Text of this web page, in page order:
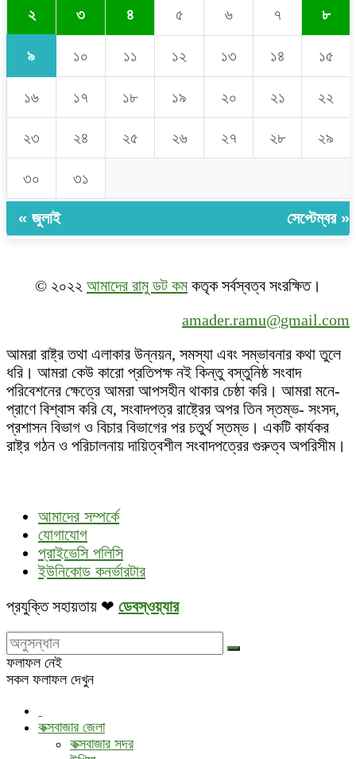
২ ৩ ৪ ৫ ৬ ৭ ৮
৯ ১০ ১১ ১২ ১৩ ১৪ ১৫
১৬ ১৭ ১৮ ১৯ ২০ ২১ ২২
২৩ ২৪ ২৫ ২৬ ২৭ ২৮ ২৯
৩০ ৩১
« জুলাই সেপ্টেম্বর »
© ২০২২ আমাদের রামু ডট কমকতৃক সর্বস্বত্ব সংরক্ষিত।
amader.ramu@gmail.com
আমরা রাষ্ট্র তথা এলাকার উন্নয়ন, সমস্যা এবং সম্ভাবনার কথা তুলে
ধরি। আমরা কেউ কারো প্রতিপক্ষ নই কিন্তু বস্তুনিষ্ঠ সংবাদ
পরিবেশনের ক্ষেত্রে আমরা আপসহীন থাকার চেষ্ঠা করি। আমরা মনে-
প্রাণে বিশ্বাস করি যে, সংবাদপত্র রাষ্ট্রের অপর তিন স্তম্ভ- সংসদ,
প্রশাসন বিভাগ ও বিচার বিভাগের পর চতুর্থ স্তম্ভ। একটি কার্যকর
রাষ্ট্র গঠন ও পরিচালনায় দায়িত্বশীল সংবাদপত্রের গুরুত্ব অপরিসীম।
আমাদের সম্পর্কে
যোগাযোগ
প্রাইভেসি পলিসি
ইউনিকোড কনর্ভারটার
প্রযুক্তি সহায়তায় ❤ ডেবস্ওয়্যার
ফলাফল নেই
সকল ফলাফল দেখুন
কক্সবাজার জেলা
কক্সবাজার সদর